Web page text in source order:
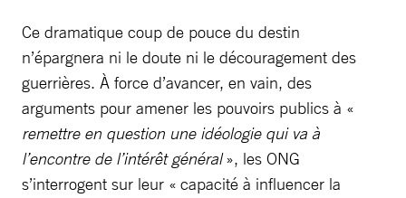
Ce dramatique coup de pouce du destin
n’épargnera ni le doute ni le découragement des
guerrières. À force d’avancer, en vain, des
arguments pour amener les pouvoirs publics à «
remettre en question une idéologie qui va à
l’encontre de l’intérêt général», les ONG
s’interrogent sur leur « capacité à influencer la